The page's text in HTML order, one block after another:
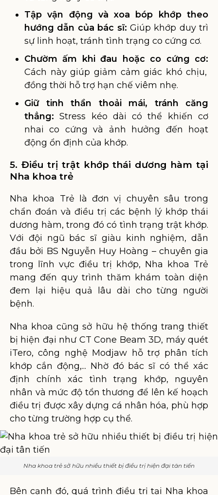
Tập vận động và xoa bóp khớp theo
hướng dẫn của bác sĩ: Giúp khớp duy trì
sự linh hoạt, tránh tình trạng co cứng cơ.
Chườm ấm khi đau hoặc co cứng cơ:
Cách này giúp giảm cảm giác khó chịu,
đồng thời hỗ trợ hạn chế viêm nhẹ.
Giữ tinh thần thoải mái, tránh căng
thẳng: Stress kéo dài có thể khiến cơ
nhai co cứng và ảnh hưởng đến hoạt
động ổn định của khớp.
5. Điều trị trật khớp thái dương hàm tại
Nha khoa trẻ
Nha khoa Trẻ là đơn vị chuyên sâu trong
chẩn đoán và điều trị các bệnh lý khớp thái
dương hàm, trong đó có tình trạng trật khớp.
Với đội ngũ bác sĩ giàu kinh nghiệm, dẫn
đầu bởi BS Nguyễn Huy Hoàng – chuyên gia
trong lĩnh vực điều trị khớp, Nha khoa Trẻ
mang đến quy trình thăm khám toàn diện
đem lại hiệu quả lâu dài cho từng người
bệnh.
Nha khoa cũng sở hữu hệ thống trang thiết
bị hiện đại như CT Cone Beam 3D, máy quét
iTero, công nghệ Modjaw hỗ trợ phân tích
khớp cắn động,... Nhờ đó bác sĩ có thể xác
định chính xác tình trạng khớp, nguyên
nhân và mức độ tổn thương để lên kế hoạch
điều trị được xây dựng cá nhân hóa, phù hợp
cho từng trường hợp cụ thể.
Nha khoa trẻ sở hữu nhiều thiết bị điều trị hiện đại tân tiến
Bên cạnh đó, quá trình điều trị tại Nha khoa